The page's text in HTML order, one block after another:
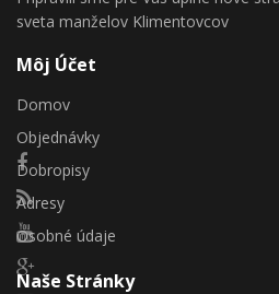
sveta manželov Klimentovcov
Môj Účet
Domov
Objednávky
Dobropisy
Adresy
Osobné údaje
Naše Stránky